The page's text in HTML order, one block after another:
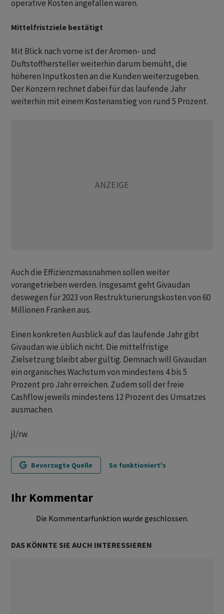
operative Kosten angefallen waren.
Mittelfristziele bestätigt
Mit Blick nach vorne ist der Aromen- und
Duftstoffhersteller weiterhin darum bemüht, die
höheren Inputkosten an die Kunden weiterzugeben.
Der Konzern rechnet dabei für das laufende Jahr
weiterhin mit einem Kostenanstieg von rund 5 Prozent.
Auch die Effizienzmassnahmen sollen weiter
vorangetrieben werden. Insgesamt geht Givaudan
deswegen für 2023 von Restrukturierungskosten von 60
Millionen Franken aus.
Einen konkreten Ausblick auf das laufende Jahr gibt
Givaudan wie üblich nicht. Die mittelfristige
Zielsetzung bleibt aber gültig. Demnach will Givaudan
ein organisches Wachstum von mindestens 4 bis 5
Prozent pro Jahr erreichen. Zudem soll der freie
Cashflow jeweils mindestens 12 Prozent des Umsatzes
ausmachen.
jl/rw
Bevorzugte Quelle So funktioniert's
Ihr Kommentar
Die Kommentarfunktion wurde geschlossen.
DAS KÖNNTE SIE AUCH INTERESSIEREN